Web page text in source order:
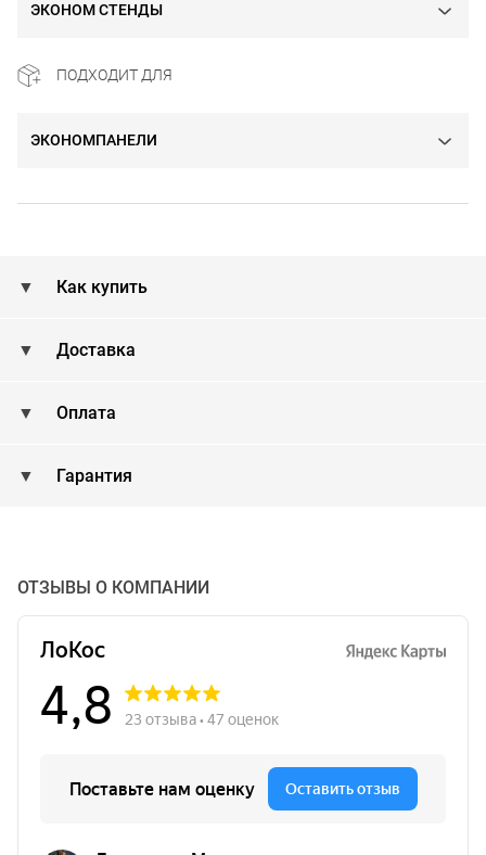
ЭКОНОМ СТЕНДЫ
ПОДХОДИТ ДЛЯ
ЭКОНОМПАНЕЛИ
Как купить
Доставка
Оплата
Гарантия
ОТЗЫВЫ О КОМПАНИИ